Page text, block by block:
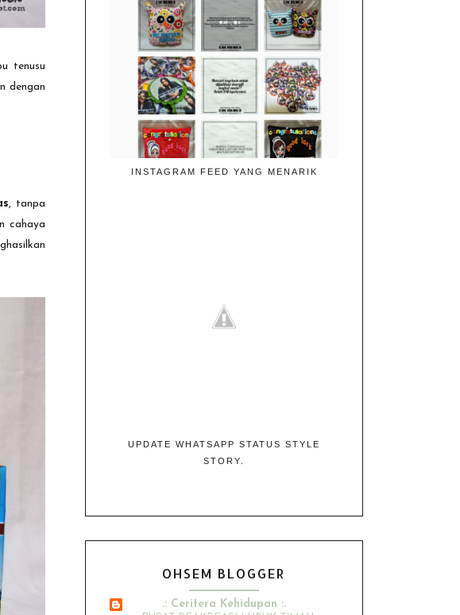
tenusu
dengan
, tanpa
cahaya
INSTAGRAM FEED YANG MENARIK
UPDATE WHATSAPP STATUS STYLE
STORY.
OHSEM BLOGGER
.: Ceritera Kehidupan :.